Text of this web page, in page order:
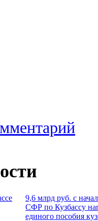
9,6 млрд руб. с
СФР по Кузбассу
единого пособия